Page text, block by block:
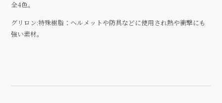
全4色。
グリロン:特殊樹脂：ヘルメットや防具などに使用され熱や衝撃にも
強い素材。